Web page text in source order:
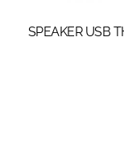
SPEAKER USB